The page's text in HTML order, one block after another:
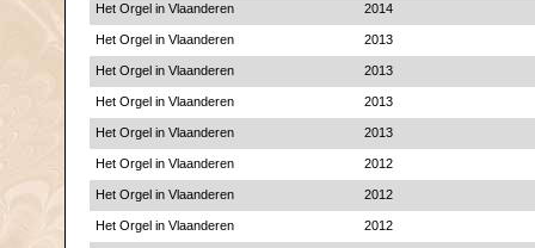
Het Orgel in Vlaanderen 2014
Het Orgel in Vlaanderen 2013
Het Orgel in Vlaanderen 2013
Het Orgel in Vlaanderen 2013
Het Orgel in Vlaanderen 2013
Het Orgel in Vlaanderen 2012
Het Orgel in Vlaanderen 2012
Het Orgel in Vlaanderen 2012